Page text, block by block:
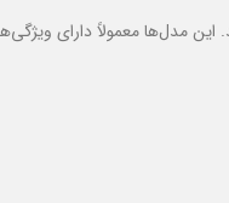
مدل‌ها معمولاً دارای